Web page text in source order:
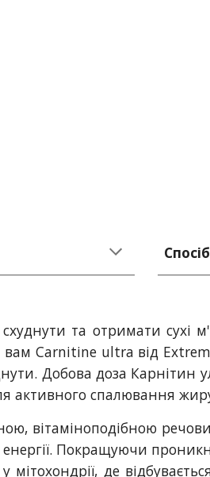
та отримати
вам Carnitine ultra від
Добова доза
активного спалювання
вітаміноподібною
енергії. Покращуючи
мітохондрії, де